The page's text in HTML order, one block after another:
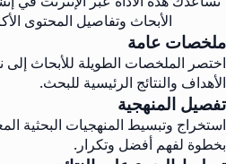
الأبحاث وتفاصيل المحتوى
ملخصات عامة
اختصر الملخصات الطويلة للأبحاث
الأهداف والنتائج الرئيسية للبحث.
تفصيل المنهجية
استخراج وتبسيط المنهجيات البحثية
بخطوة لفهم أفضل وتكرار.